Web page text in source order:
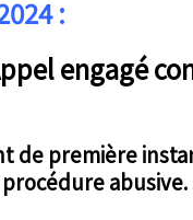
:
engagé
de première
abusive.